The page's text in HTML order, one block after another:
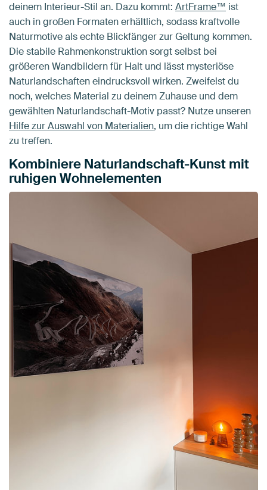
deinem Interieur-Stil an. Dazu kommt: ArtFrame™ ist
auch in großen Formaten erhältlich, sodass kraftvolle
Naturmotive als echte Blickfänger zur Geltung kommen.
Die stabile Rahmenkonstruktion sorgt selbst bei
größeren Wandbildern für Halt und lässt mysteriöse
Naturlandschaften eindrucksvoll wirken. Zweifelst du
noch, welches Material zu deinem Zuhause und dem
gewählten Naturlandschaft-Motiv passt? Nutze unseren
Hilfe zur Auswahl von Materialien, um die richtige Wahl
zu treffen.
Kombiniere Naturlandschaft-Kunst mit
ruhigen Wohnelementen